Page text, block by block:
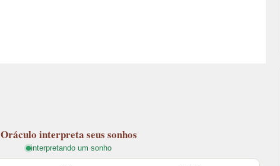
Oráculo interpreta seus sonhos
interpretando um sonho